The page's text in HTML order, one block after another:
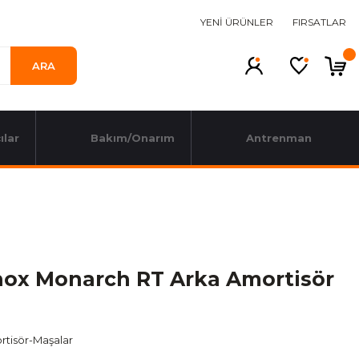
YENİ ÜRÜNLER FIRSATLAR
ARA
Bakım/Onarım Antrenman
Monarch RT Arka Amortisör
Maşalar